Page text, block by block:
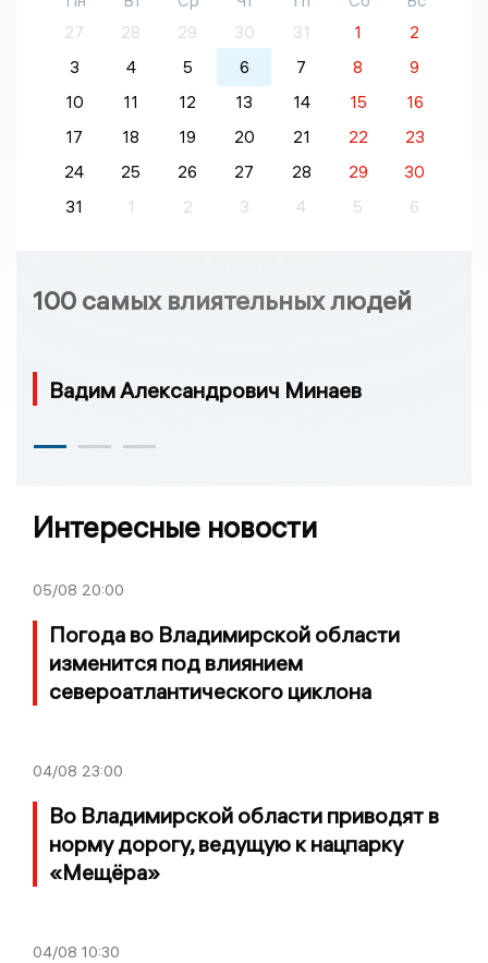
27
28 29 30 31 1
2
3
4 5 6 7 8
9
10
11 12 13 14 15
16
17
18 19 20 21 22
23
24
25 26 27 28 29
30
31
1 2 3 4 5 6
100 самых влиятельных людей
Вадим Александрович Минаев
Интересные новости
05/08 20:00
Погода во Владимирской области
изменится под влиянием
североатлантического циклона
04/08 23:00
Во Владимирской области приводят в
норму дорогу, ведущую к нацпарку
«Мещёра»
04/08 10:30